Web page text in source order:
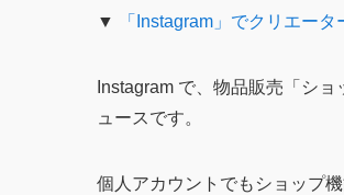
▼ 「Instagram」でクリエー
Instagram で、物品販売「シ
ュースです。
個人アカウントでもショップ